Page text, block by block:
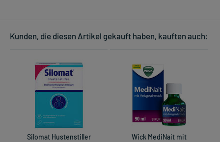
Kunden, die diesen Artikel gekauft haben, kauften auch:
Silomat Hustenstiller
Wick MediNait mit